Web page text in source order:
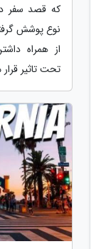
که قصد سفر
نوع پوشش
از همراه
تحت تاثیر